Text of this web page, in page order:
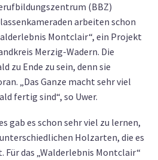
(BBZ)
arbeiten schon
Montclair“, ein Projekt
Merzig-Wadern. Die
zu Ende zu sein, denn sie
„Das Ganze macht sehr viel
fertig sind“, so Uwer.
gab es schon sehr viel zu lernen,
Holzarten, die es
das „Walderlebnis Montclair“